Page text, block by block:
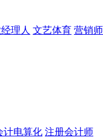
理人 文艺体育 营销
计电算化 注册会计师